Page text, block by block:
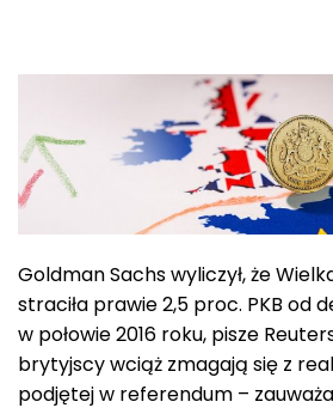
Goldman Sachs wyliczył, że
straciła prawie 2,5 proc. PKB od
w połowie 2016 roku, pisze
brytyjscy wciąż zmagają się z
podjętej w referendum –